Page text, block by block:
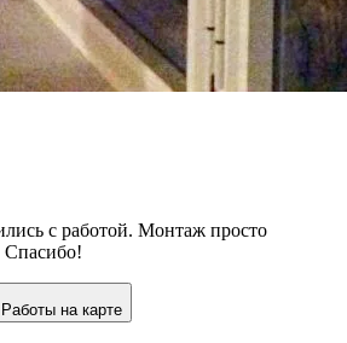
с работой. Монтаж просто
Спасибо!
Работы на карте